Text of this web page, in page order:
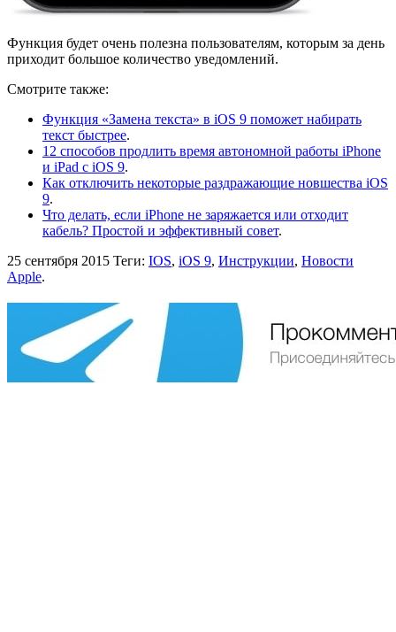
Функция будет очень полезна пользователям, которым за день
приходит большое количество уведомлений.
Смотрите также:
Функция «Замена текста» в iOS 9 поможет набирать
текст быстрее.
12 способов продлить время автономной работы iPhone
и iPad c iOS 9.
Как отключить некоторые раздражающие новшества iOS
9.
Что делать, если iPhone не заряжается или отходит
кабель? Простой и эффективный совет.
25 сентября 2015 Теги: IOS, iOS 9, Инструкции, Новости
Apple.